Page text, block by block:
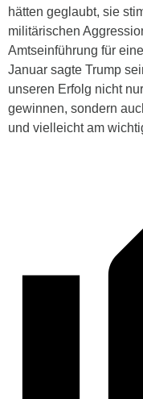
hätten geglaubt, sie
militärischen
Amtseinführung für
Januar sagte Trump
unseren Erfolg nicht
gewinnen, sondern
und vielleicht am